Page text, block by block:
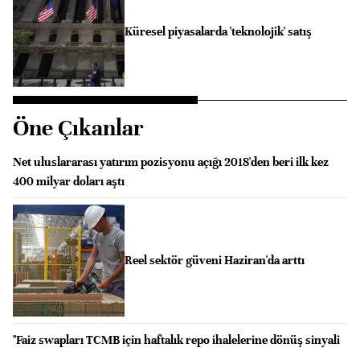
Küresel piyasalarda 'teknolojik' satış
Öne Çıkanlar
Net uluslararası yatırım pozisyonu açığı 2018'den beri ilk kez
400 milyar doları aştı
Reel sektör güveni Haziran'da arttı
"Faiz swapları TCMB için haftalık repo ihalelerine dönüş sinyali